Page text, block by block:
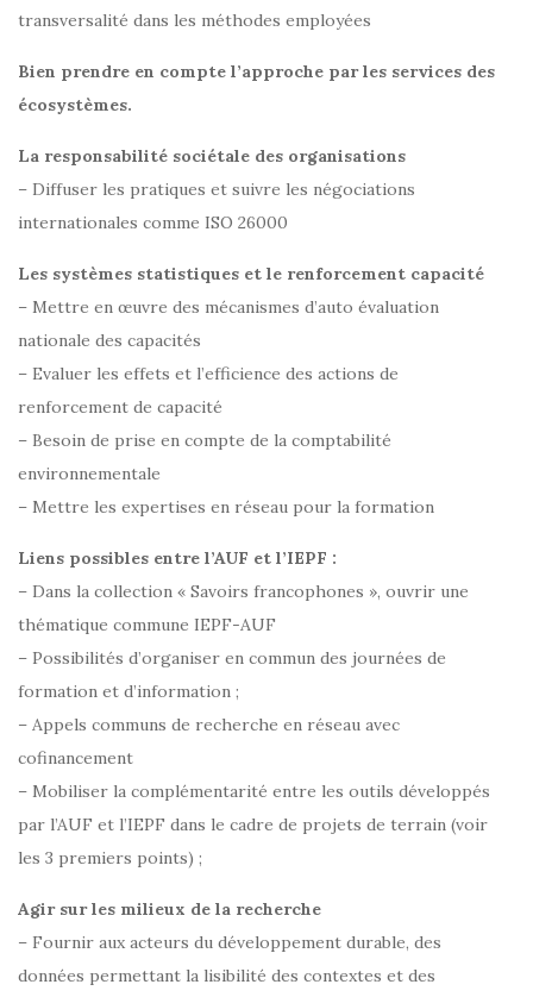
transversalité dans les méthodes employées
Bien prendre en compte l’approche par les services des
écosystèmes.
La responsabilité sociétale des organisations
– Diffuser les pratiques et suivre les négociations
internationales comme ISO 26000
Les systèmes statistiques et le renforcement capacité
– Mettre en œuvre des mécanismes d’auto évaluation
nationale des capacités
– Evaluer les effets et l’efficience des actions de
renforcement de capacité
– Besoin de prise en compte de la comptabilité
environnementale
– Mettre les expertises en réseau pour la formation
Liens possibles entre l’AUF et l’IEPF :
– Dans la collection « Savoirs francophones », ouvrir une
thématique commune IEPF-AUF
– Possibilités d’organiser en commun des journées de
formation et d’information ;
– Appels communs de recherche en réseau avec
cofinancement
– Mobiliser la complémentarité entre les outils développés
par l’AUF et l’IEPF dans le cadre de projets de terrain (voir
les 3 premiers points) ;
Agir sur les milieux de la recherche
– Fournir aux acteurs du développement durable, des
données permettant la lisibilité des contextes et des